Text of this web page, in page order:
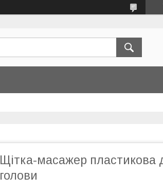
Щітка-масажер пластикова
голови